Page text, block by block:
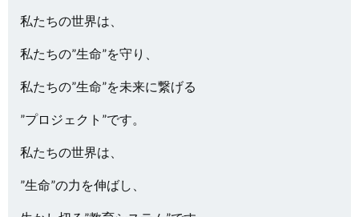
私たちの世界は、
私たちの”生命”を守り、
私たちの”生命”を未来に繋げる
”プロジェクト”です。
私たちの世界は、
”生命”の力を伸ばし、